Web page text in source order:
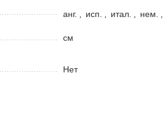
анг. исп. итал. нем.
см
Нет